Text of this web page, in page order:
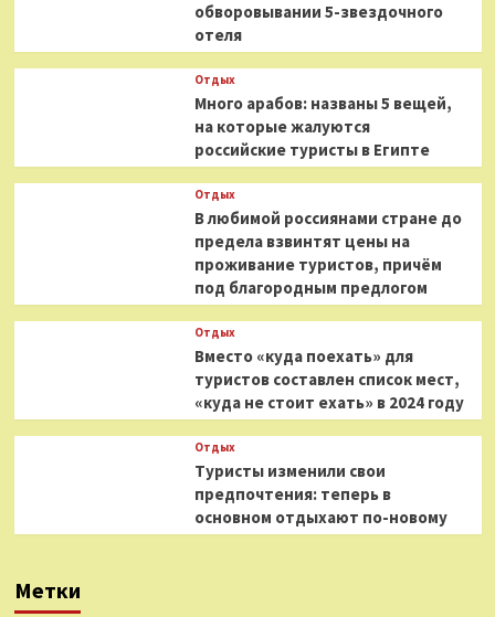
обворовывании 5-звездочного
отеля
Отдых
Много арабов: названы 5 вещей,
на которые жалуются
российские туристы в Египте
Отдых
В любимой россиянами стране до
предела взвинтят цены на
проживание туристов, причём
под благородным предлогом
Отдых
Вместо «куда поехать» для
туристов составлен список мест,
«куда не стоит ехать» в 2024 году
Отдых
Туристы изменили свои
предпочтения: теперь в
основном отдыхают по-новому
Метки